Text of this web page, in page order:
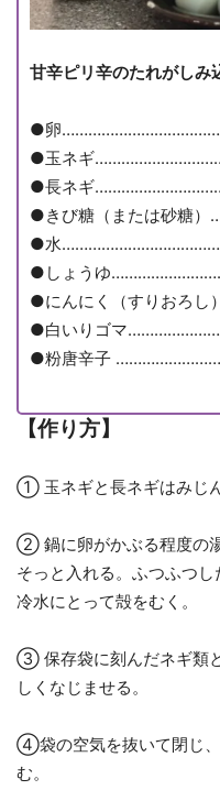
甘辛ピリ辛のたれがしみ
●卵
●玉ネギ
●長ネギ
●きび糖（または砂糖
●水
●しょうゆ
●にんにく（すりおろ
●白いりゴマ
●粉唐辛子
【作り方】
① 玉ネギと長ネギはみじん
② 鍋に卵がかぶる程度の
そっと入れる。ふつふつ
冷水にとって殻をむく。
③ 保存袋に刻んだネギ類
しくなじませる。
④袋の空気を抜いて閉じ
む。